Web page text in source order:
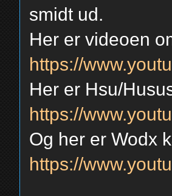
smidt ud.
Her er videoen
https://
Her er Hsu/
https://
Og her er Wodx
https://